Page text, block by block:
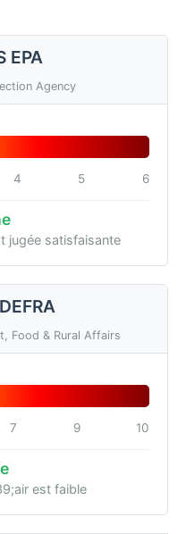
EPA
Agency
4 5 6
jugée satisfaisante
Food & Rural Affairs
7 9 10
est faible